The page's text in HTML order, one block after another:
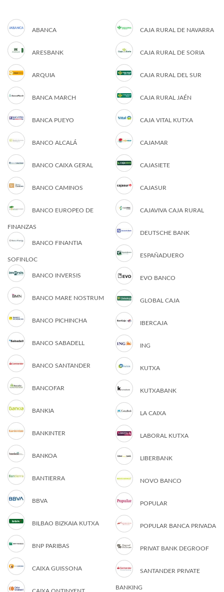
ABANCA
ARESBANK
ARQUIA
BANCA MARCH
BANCA PUEYO
BANCO ALCALÁ
BANCO CAIXA GERAL
BANCO CAMINOS
BANCO EUROPEO DE
FINANZAS
BANCO FINANTIA
SOFINLOC
BANCO INVERSIS
BANCO MARE NOSTRUM
BANCO PICHINCHA
BANCO SABADELL
BANCO SANTANDER
BANCOFAR
BANKIA
BANKINTER
BANKOA
BANTIERRA
BBVA
BILBAO BIZKAIA KUTXA
BNP PARIBAS
CAIXA GUISSONA
CAJA RURAL DE NAVARRA
CAJA RURAL DE SORIA
CAJA RURAL DEL SUR
CAJA RURAL JAÉN
CAJA VITAL KUTXA
CAJAMAR
CAJASIETE
CAJASUR
CAJAVIVA CAJA RURAL
DEUTSCHE BANK
ESPAÑADUERO
EVO BANCO
GLOBAL CAJA
IBERCAJA
ING
KUTXA
KUTXABANK
LA CAIXA
LABORAL KUTXA
LIBERBANK
NOVO BANCO
POPULAR
POPULAR BANCA PRIVADA
PRIVAT BANK DEGROOF
SANTANDER PRIVATE
BANKING